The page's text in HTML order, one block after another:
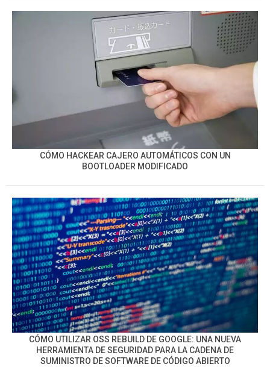
CÓMO HACKEAR CAJERO AUTOMÁTICOS CON UN
BOOTLOADER MODIFICADO
CÓMO UTILIZAR OSS REBUILD DE GOOGLE: UNA NUEVA
HERRAMIENTA DE SEGURIDAD PARA LA CADENA DE
SUMINISTRO DE SOFTWARE DE CÓDIGO ABIERTO